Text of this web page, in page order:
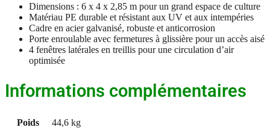
Dimensions : 6 x 4 x 2,85 m pour un grand espace de culture
Matériau PE durable et résistant aux UV et aux intempéries
Cadre en acier galvanisé, robuste et anticorrosion
Porte enroulable avec fermetures à glissière pour un accès aisé
4 fenêtres latérales en treillis pour une circulation d’air
optimisée
Informations complémentaires
Poids 44,6 kg